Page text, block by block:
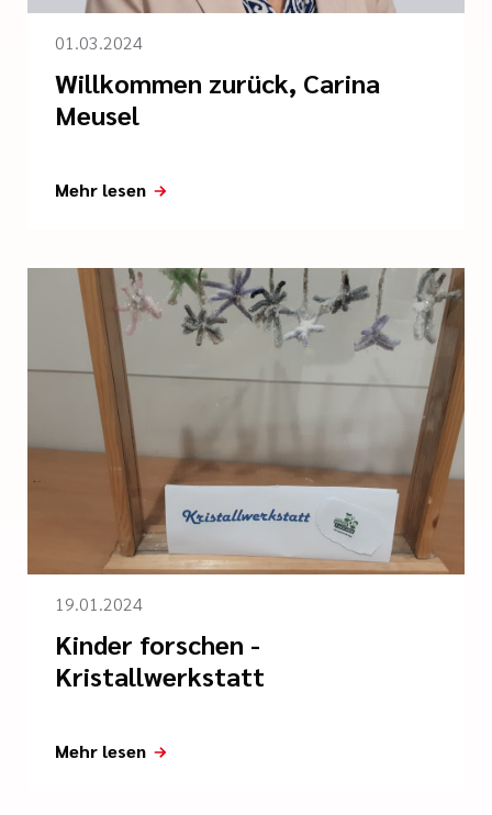
01.03.2024
Willkommen zurück, Carina
Meusel
Mehr lesen
19.01.2024
Kinder forschen -
Kristallwerkstatt
Mehr lesen